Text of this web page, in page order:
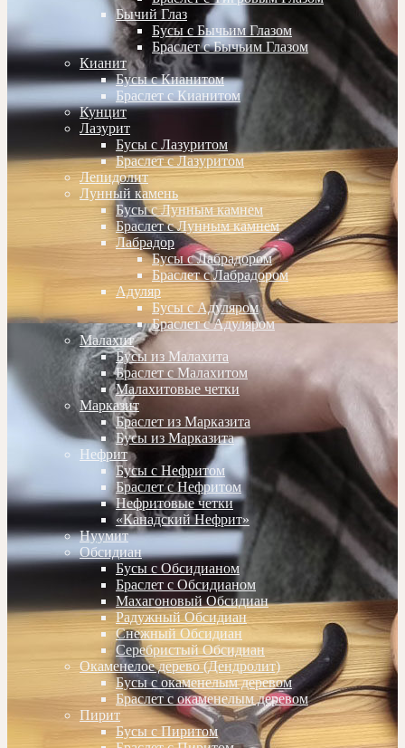
Бычий Глаз
Бусы с Бычьим Глазом
Браслет с Бычьим Глазом
Кианит
Бусы с Кианитом
Браслет с Кианитом
Кунцит
Лазурит
Бусы с Лазуритом
Браслет с Лазуритом
Лепидолит
Лунный камень
Бусы с Лунным камнем
Браслет с Лунным камнем
Лабрадор
Бусы с Лабрадором
Браслет с Лабрадором
Адуляр
Бусы с Адуляром
Браслет с Адуляром
Малахит
Бусы из Малахита
Браслет с Малахитом
Малахитовые четки
Марказит
Браслет из Марказита
Бусы из Марказита
Нефрит
Бусы с Нефритом
Браслет с Нефритом
Нефритовые четки
«Канадский Нефрит»
Нуумит
Обсидиан
Бусы с Обсидианом
Браслет с Обсидианом
Махагоновый Обсидиан
Радужный Обсидиан
Снежный Обсидиан
Серебристый Обсидиан
Окаменелое дерево (Дендролит)
Бусы с окаменелым деревом
Браслет с окаменелым деревом
Пирит
Бусы с Пиритом